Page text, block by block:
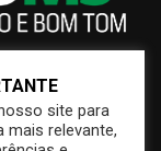
site para
mais relevante,